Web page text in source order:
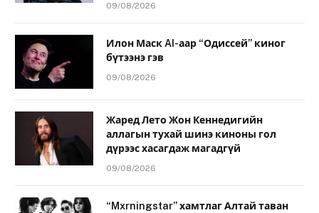
09/08/2026
Илон Маск AI-аар “Одиссей” киног
бүтээнэ гэв
09/08/2026
Жаред Лето Жон Кеннедигийн
аллагын тухай шинэ киноны гол
дүрээс хасагдаж магадгүй
09/08/2026
“Mxrningstar” хамтлаг Алтай таван